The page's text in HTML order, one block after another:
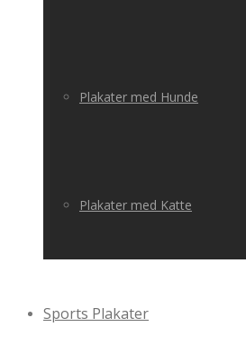
Plakater med Hunde
Plakater med Katte
Sports Plakater